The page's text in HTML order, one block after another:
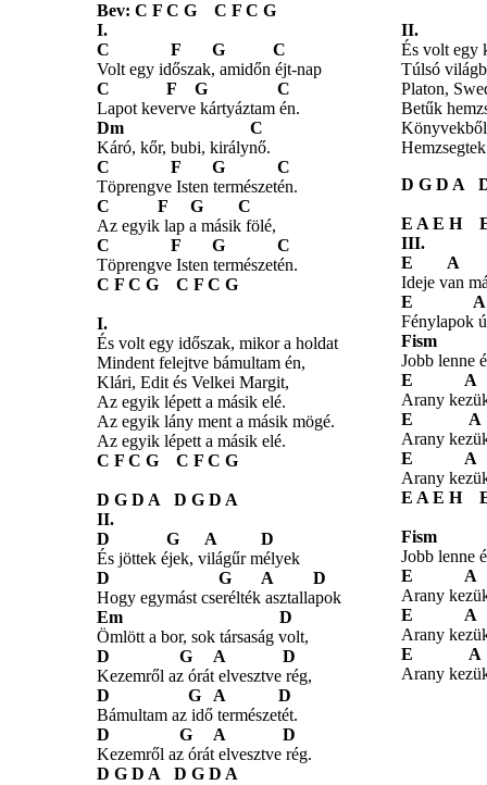
Bev: C F C G C F C G
I.
C F G C
Volt egy időszak, amidőn éjt-nap
C F G C
Lapot keverve kártyáztam én.
Dm
C
Káró, kőr, bubi, királynő.
C F G C
Töprengve Isten természetén.
C F G C
Az egyik lap a másik fölé,
C F G C
Töprengve Isten természetén.
C F C G C F C G
I.
És volt egy időszak, mikor a holdat
Mindent felejtve bámultam én,
Klári, Edit és Velkei Margit,
Az egyik lépett a másik elé.
Az egyik lány ment a másik mögé.
Az egyik lépett a másik elé.
C F C G C F C G
D G D A D G D A
II.
D G A D
És jöttek éjek, világűr mélyek
D G A D
Hogy egymást cserélték asztallapok
Em
D
Ömlött a bor, sok társaság volt,
D G A D
Kezemről az órát elvesztve rég,
D G A D
Bámultam az idő természetét.
D G A D
Kezemről az órát elvesztve rég.
D G D A D G D A
II.
És volt egy
Túlsó
Platon,
Betűk
D G D A
E A E H
III.
E
Ideje van
E
Fénylapok
Fism
Jobb lenne
E
Arany
E
Arany
E
Arany
E A E H
Fism
Jobb lenne
E
Arany
E
Arany
E
Arany